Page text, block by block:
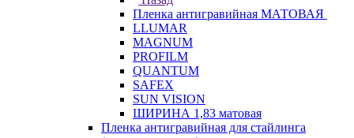
Пленка антигравийная МАТОВАЯ
LLUMAR
MAGNUM
PROFILM
QUANTUM
SAFEX
SUN VISION
ШИРИНА 1,83 матовая
Пленка антигравийная для стайлинга